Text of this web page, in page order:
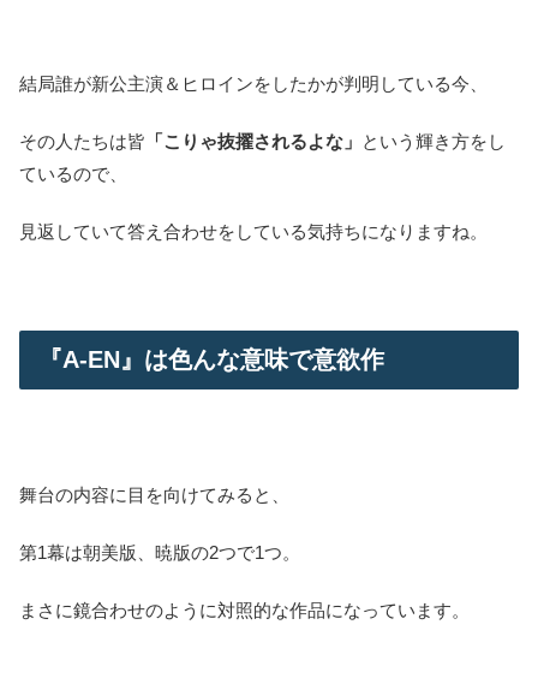
結局誰が新公主演＆ヒロインをしたかが判明している今、
その人たちは皆 「こりゃ抜擢されるよな」 という輝き方をし
ているので、
見返していて答え合わせをしている気持ちになりますね。
『A-EN』は色んな意味で意欲作
舞台の内容に目を向けてみると、
第1幕は朝美版、暁版の2つで1つ。
まさに鏡合わせのように対照的な作品になっています。